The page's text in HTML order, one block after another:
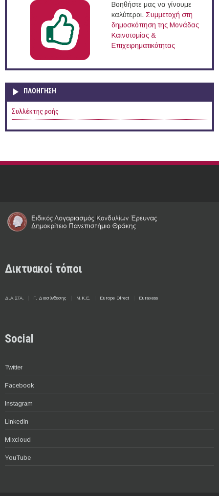
Βοηθήστε μας να γίνουμε
καλύτεροι. Συμμετοχή στη
δημοσκόπηση της Μονάδας
Καινοτομίας &
Επιχειρηματικότητας
ΠΛΟΉΓΗΣΗ
Συλλέκτης ροής
Δικτυακοί τόποι
Δ.Α.ΣΤΑ. Γ. Διασύνδεσης Μ.Κ.Ε. Europe Direct Euraxess
Social
Twitter
Facebook
Instagram
LinkedIn
Mixcloud
YouTube